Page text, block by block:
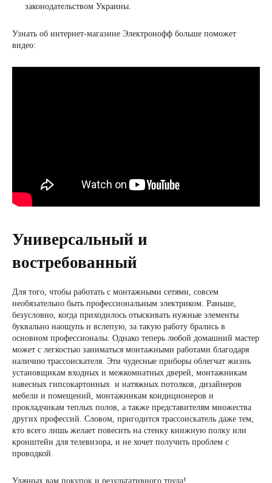
законодательством Украины.
Узнать об интернет-магазине Электронофф больше поможет
видео:
Универсальный и
востребованный
Для того, чтобы работать с монтажными сетями, совсем
необязательно быть профессиональным электриком. Раньше,
безусловно, когда приходилось отыскивать нужные элементы
буквально наощупь и вслепую, за такую работу брались в
основном профессионалы. Однако теперь любой домашний мастер
может с легкостью заниматься монтажными работами благодаря
наличию трассоискателя. Эти чудесные приборы облегчат жизнь
установщикам входных и межкомнатных дверей, монтажникам
навесных гипсокартонных и натяжных потолков, дизайнеров
мебели и помещений, монтажникам кондиционеров и
прокладчикам теплых полов, а также представителям множества
других профессий. Словом, пригодится трассоискатель даже тем,
кто всего лишь желает повесить на стенку книжную полку или
кронштейн для телевизора, и не хочет получить проблем с
проводкой.
Удачных вам покупок и результативного труда!